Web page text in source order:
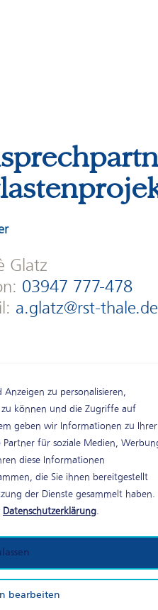
Glatz
03947 777-478
a.glatz@rst-thale.de
zu personalisieren,
können und die Zugriffe auf
geben wir Informationen zu Ihrer
für soziale Medien,
diese Informationen
die Sie ihnen bereitgestellt
der Dienste gesammelt haben.
Datenschutzerklärung
bearbeiten